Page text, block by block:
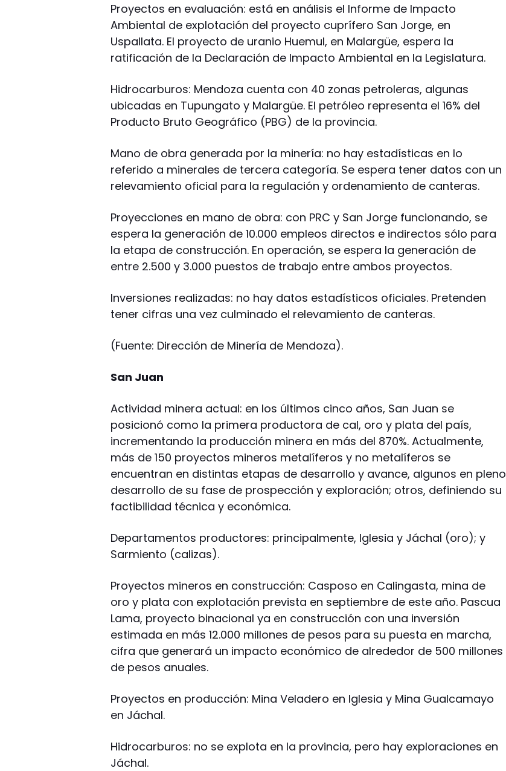
Proyectos en evaluación: está en análisis el Informe de Impacto
Ambiental de explotación del proyecto cuprífero San Jorge, en
Uspallata. El proyecto de uranio Huemul, en Malargüe, espera la
ratificación de la Declaración de Impacto Ambiental en la Legislatura.
Hidrocarburos: Mendoza cuenta con 40 zonas petroleras, algunas
ubicadas en Tupungato y Malargüe. El petróleo representa el 16% del
Producto Bruto Geográfico (PBG) de la provincia.
Mano de obra generada por la minería: no hay estadísticas en lo
referido a minerales de tercera categoría. Se espera tener datos con un
relevamiento oficial para la regulación y ordenamiento de canteras.
Proyecciones en mano de obra: con PRC y San Jorge funcionando, se
espera la generación de 10.000 empleos directos e indirectos sólo para
la etapa de construcción. En operación, se espera la generación de
entre 2.500 y 3.000 puestos de trabajo entre ambos proyectos.
Inversiones realizadas: no hay datos estadísticos oficiales. Pretenden
tener cifras una vez culminado el relevamiento de canteras.
(Fuente: Dirección de Minería de Mendoza).
San Juan
Actividad minera actual: en los últimos cinco años, San Juan se
posicionó como la primera productora de cal, oro y plata del país,
incrementando la producción minera en más del 870%. Actualmente,
más de 150 proyectos mineros metalíferos y no metalíferos se
encuentran en distintas etapas de desarrollo y avance, algunos en pleno
desarrollo de su fase de prospección y exploración; otros, definiendo su
factibilidad técnica y económica.
Departamentos productores: principalmente, Iglesia y Jáchal (oro); y
Sarmiento (calizas).
Proyectos mineros en construcción: Casposo en Calingasta, mina de
oro y plata con explotación prevista en septiembre de este año. Pascua
Lama, proyecto binacional ya en construcción con una inversión
estimada en más 12.000 millones de pesos para su puesta en marcha,
cifra que generará un impacto económico de alrededor de 500 millones
de pesos anuales.
Proyectos en producción: Mina Veladero en Iglesia y Mina Gualcamayo
en Jáchal.
Hidrocarburos: no se explota en la provincia, pero hay exploraciones en
Jáchal.